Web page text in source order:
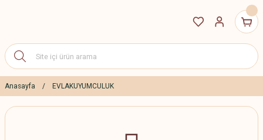
Anasayfa EVLAKUYUMCULUK